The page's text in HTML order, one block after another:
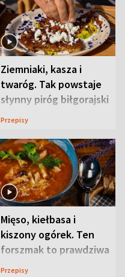
Ziemniaki, kasza i
twaróg. Tak powstaje
słynny piróg biłgorajski
Przepisy
Mięso, kiełbasa i
kiszony ogórek. Ten
forszmak to prawdziwa
uczta
Przepisy